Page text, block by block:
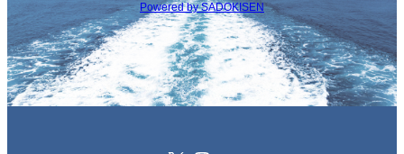
Powered by SADOKISEN